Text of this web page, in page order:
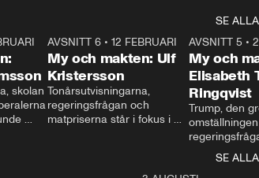
SE ALLA
24:30
skolan
27:30
AVSNITT 6 •12 FEBRUARI
My och makten: Ulf
Kristersson
Tonårsutvisningarna,
regeringsfrågan och
matpriserna står i fokus i
AVSNITT 5 •
My och
Elisabeth
Ringqvist
Trump, den
centrum i
avsnittet av
SE ALLA